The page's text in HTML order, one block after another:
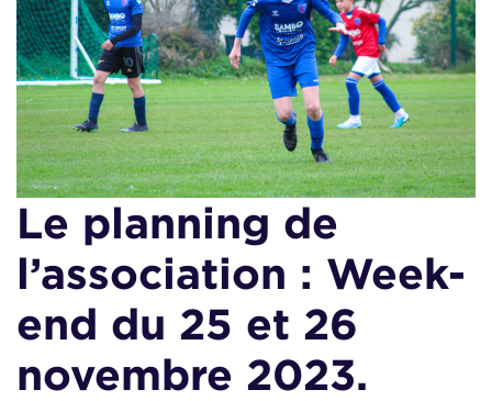
Le planning de
l’association : Week-
end du 25 et 26
novembre 2023.